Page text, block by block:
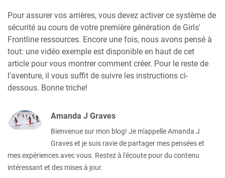
Pour assurer vos arrières, vous devez activer ce système de
sécurité au cours de votre première génération de Girls'
Frontline ressources. Encore une fois, nous avons pensé à
tout: une vidéo exemple est disponible en haut de cet
article pour vous montrer comment créer. Pour le reste de
l'aventure, il vous suffit de suivre les instructions ci-
dessous. Bonne triche!
Amanda J Graves
Bienvenue sur mon blog! Je m'appelle Amanda J
Graves et je suis ravie de partager mes pensées et
mes expériences avec vous. Restez à l'écoute pour du contenu
intéressant et des mises à jour.